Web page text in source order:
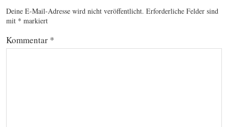
Deine E-Mail-Adresse wird nicht veröffentlicht. Erforderliche Felder sind
mit * markiert
Kommentar *